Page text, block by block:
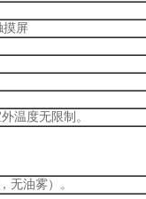
摸屏
温度无限制。
无油雾）。